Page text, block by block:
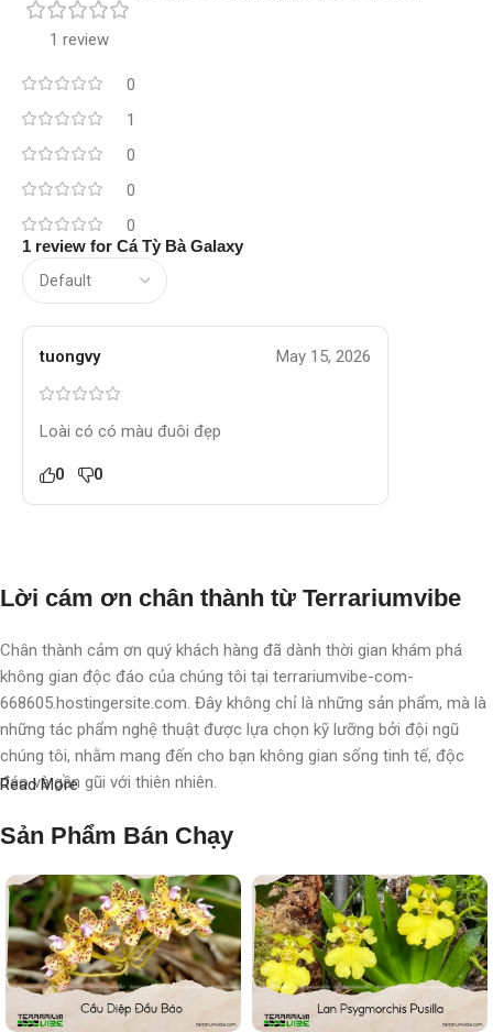
1 review
0
1
0
0
0
1 review for Cá Tỳ Bà Galaxy
tuongvy May 15, 2026
Loài có có màu đuôi đẹp
0 0
Lời cám ơn chân thành từ Terrariumvibe
Chân thành cảm ơn quý khách hàng đã dành thời gian khám phá
không gian độc đáo của chúng tôi tại terrariumvibe-com-
668605.hostingersite.com. Đây không chỉ là những sản phẩm, mà là
những tác phẩm nghệ thuật được lựa chọn kỹ lưỡng bởi đội ngũ
chúng tôi, nhằm mang đến cho bạn không gian sống tinh tế, độc
đáo và gần gũi với thiên nhiên.
Với chúng tôi, terrarium không chỉ là nghệ thuật, mà còn là một triết
chúng tôi chăm chút, chắp cánh cho từng không gian, từng cá nhân.
Mỗi sản phẩm không chỉ là một vật trang trí, mà còn là một hành
trình khám phá thiên nhiên tinh tế được thể hiện qua từng chi tiết
nhỏ.
Mong muốn nhỏ nhoi
Read More
Sản Phẩm Bán Chạy